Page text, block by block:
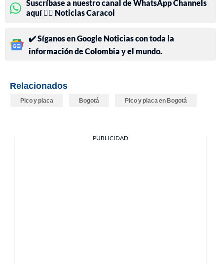
Suscríbase a nuestro canal de WhatsApp Channels
aquí 👉🏻 Noticias Caracol
✔️ Síganos en Google Noticias con toda la
información de Colombia y el mundo.
Relacionados
Pico y placa Bogotá Pico y placa en Bogotá
PUBLICIDAD